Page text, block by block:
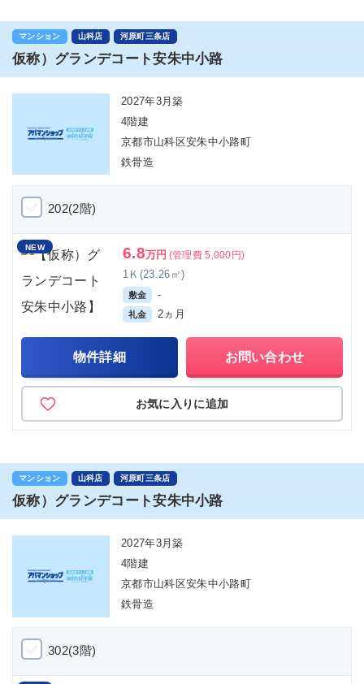
マンション 山科店 河原町三条店
仮称）グランデコート安朱中小路
2027年3月築
4階建
京都市山科区安朱中小路町
鉄骨造
202(2階)
NEW 6.8万円 (管理費 5,000円)
1Ｋ(23.26㎡)
敷金 -
礼金 2ヵ月
物件詳細 お問い合わせ
お気に入りに追加
マンション 山科店 河原町三条店
仮称）グランデコート安朱中小路
2027年3月築
4階建
京都市山科区安朱中小路町
鉄骨造
302(3階)